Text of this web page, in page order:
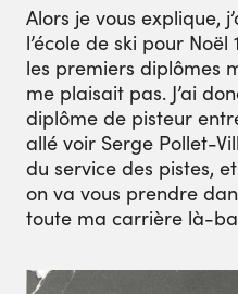
Alors je vous explique,
l’école de ski pour Noël
les premiers diplômes
me plaisait pas. J’ai
diplôme de pisteur
allé voir Serge Pollet-
du service des pistes,
on va vous prendre
toute ma carrière là-